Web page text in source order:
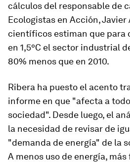
cálculos del responsable de
Ecologistas en Acción, Javier
científicos estiman que para
en 1,5ºC el sector industrial
80% menos que en 2010.
Ribera ha puesto el acento
informe en que "afecta a
sociedad". Desde luego, el
la necesidad de revisar de
"demanda de energía" de la
A menos uso de energía,